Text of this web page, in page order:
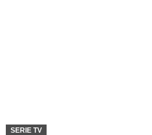
SERIE TV